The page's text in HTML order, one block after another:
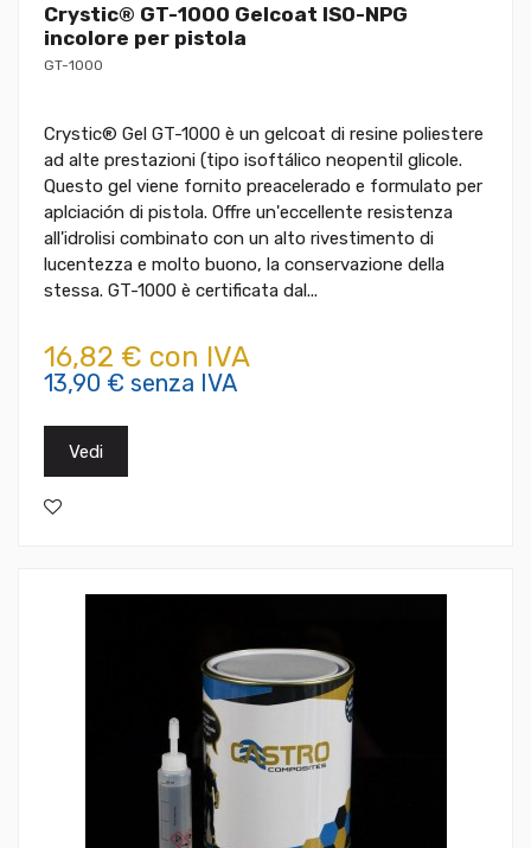
Crystic® GT-1000 Gelcoat ISO-NPG
incolore per pistola
GT-1000
Crystic® Gel GT-1000 è un gelcoat di resine poliestere
ad alte prestazioni (tipo isoftálico neopentil glicole.
Questo gel viene fornito preacelerado e formulato per
aplciación di pistola. Offre un'eccellente resistenza
all'idrolisi combinato con un alto rivestimento di
lucentezza e molto buono, la conservazione della
stessa. GT-1000 è certificata dal...
16,82 € con IVA
13,90 € senza IVA
Vedi